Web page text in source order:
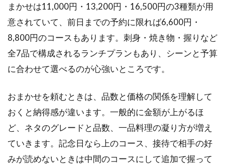
のち
かな
り本
店
老舗
心感
る寿
し常
2.4
アク
まかせは11,000円・13,200円・16,500円の3種類が用
意されていて、前日までの予約に限れば6,600円・
8,800円のコースもあります。刺身・焼き物・握りなど
全7品で構成されるランチプランもあり、シーンと予算
に合わせて選べるのが心強いところです。
おまかせを頼むときは、品数と価格の関係を理解して
おくと納得感が違います。一般的に金額が上がるほ
ど、ネタのグレードと品数、一品料理の凝り方が増え
ていきます。記念日なら上のコース、接待で相手の好
みが読めないときは中間のコースにして追加で握って